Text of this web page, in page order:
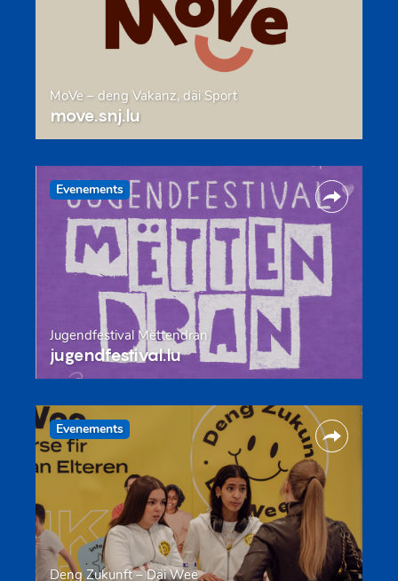
MoVe – deng Vakanz, däi Sport
move.snj.lu
Evenements
Jugendfestival Mëttendran
jugendfestival.lu
Evenements
Deng Zukunft – Däi Wee